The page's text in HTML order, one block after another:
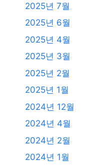
2025년 7월
2025년 6월
2025년 4월
2025년 3월
2025년 2월
2025년 1월
2024년 12월
2024년 4월
2024년 2월
2024년 1월